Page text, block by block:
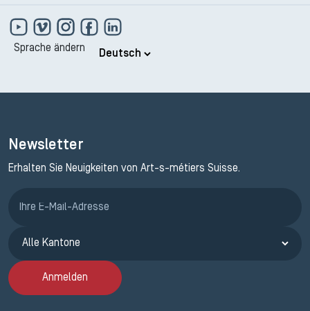
Sprache ändern
Newsletter
Erhalten Sie Neuigkeiten von Art-s-métiers Suisse.
Anmelden